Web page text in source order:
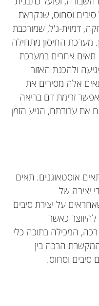
וסחוּס, שנקראת
דמוית-ג'ל, שמורכבת
מערכת החיסון מתחילה
תאים אחרים במערכת
ולהכנת האזור
אלה מסירים את
זרימת דם בריאה
את עבודתם, הגיע הזמן
אוסטאוגנים. תאים
יצירה של
על יצירת סיבים
כאשר
המכילה בתוכה כלי
הרכה בין
וסחוס.